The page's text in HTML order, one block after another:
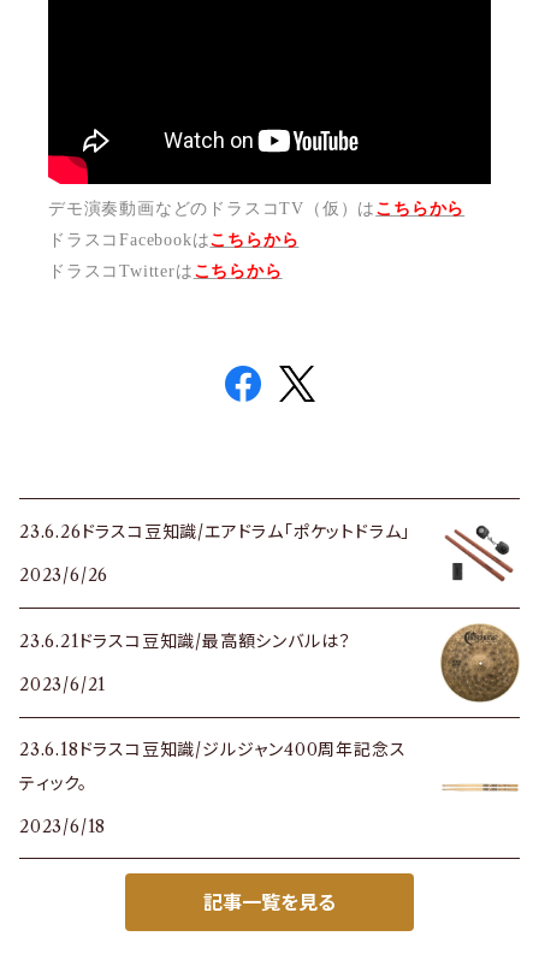
デモ演奏動画などのドラスコTV（仮）は こちらから
ドラスコFacebookはこちらから
ドラスコTwitterは こちらから
23.6.26ドラスコ豆知識/エアドラム「ポケットドラム」
2023/6/26
23.6.21ドラスコ豆知識/最高額シンバルは？
2023/6/21
23.6.18ドラスコ豆知識/ジルジャン400周年記念ス
ティック。
2023/6/18
記事一覧を見る